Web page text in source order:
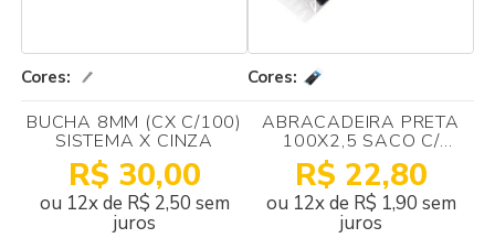
Cores:
BUCHA 8MM (CX C/100)
SISTEMA X CINZA
R$ 30,00
ou 12x de R$ 2,50 sem
juros
Cores:
ABRACADEIRA PRETA
100X2,5 SACO C/
100UNID
R$ 22,80
ou 12x de R$ 1,90 sem
juros